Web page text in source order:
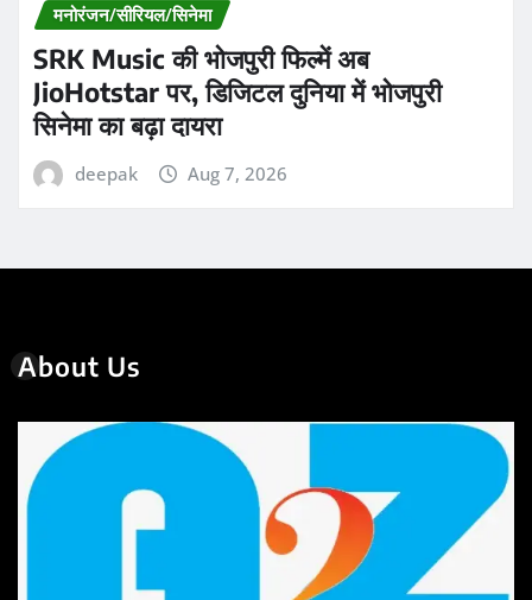
मनोरंजन/सीरियल/सिनेमा
SRK Music की भोजपुरी फिल्में अब
JioHotstar पर, डिजिटल दुनिया में भोजपुरी
सिनेमा का बढ़ा दायरा
deepak Aug 7, 2026
About Us